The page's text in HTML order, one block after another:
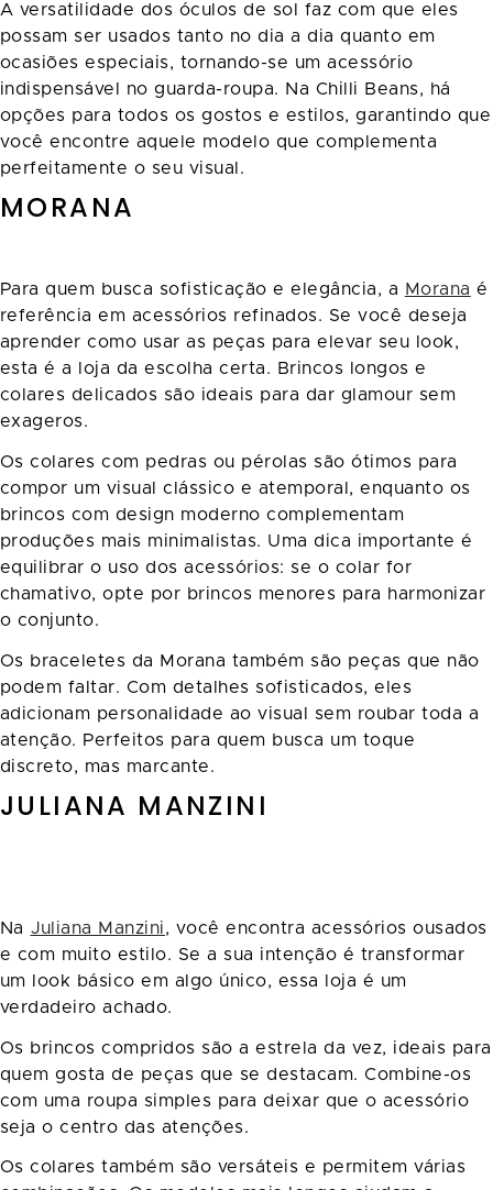
A versatilidade dos óculos de sol faz com que eles
possam ser usados tanto no dia a dia quanto em
ocasiões especiais, tornando-se um acessório
indispensável no guarda-roupa. Na Chilli Beans, há
opções para todos os gostos e estilos, garantindo que
você encontre aquele modelo que complementa
perfeitamente o seu visual.
MORANA
Para quem busca sofisticação e elegância, a Morana é
referência em acessórios refinados. Se você deseja
aprender como usar as peças para elevar seu look,
esta é a loja da escolha certa. Brincos longos e
colares delicados são ideais para dar glamour sem
exageros.
Os colares com pedras ou pérolas são ótimos para
compor um visual clássico e atemporal, enquanto os
brincos com design moderno complementam
produções mais minimalistas. Uma dica importante é
equilibrar o uso dos acessórios: se o colar for
chamativo, opte por brincos menores para harmonizar
o conjunto.
Os braceletes da Morana também são peças que não
podem faltar. Com detalhes sofisticados, eles
adicionam personalidade ao visual sem roubar toda a
atenção. Perfeitos para quem busca um toque
discreto, mas marcante.
JULIANA MANZINI
Na Juliana Manzini, você encontra acessórios ousados
e com muito estilo. Se a sua intenção é transformar
um look básico em algo único, essa loja é um
verdadeiro achado.
Os brincos compridos são a estrela da vez, ideais para
quem gosta de peças que se destacam. Combine-os
com uma roupa simples para deixar que o acessório
seja o centro das atenções.
Os colares também são versáteis e permitem várias